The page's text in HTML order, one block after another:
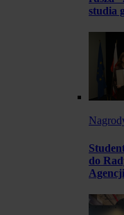
studia
do